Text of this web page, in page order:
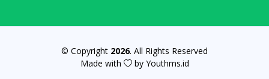
© Copyright 2026. All Rights Reserved
Made with
by Youthms.id